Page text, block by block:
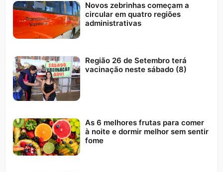
Novos zebrinhas começam a
circular em quatro regiões
administrativas
Região 26 de Setembro terá
vacinação neste sábado (8)
As 6 melhores frutas para comer
à noite e dormir melhor sem sentir
fome